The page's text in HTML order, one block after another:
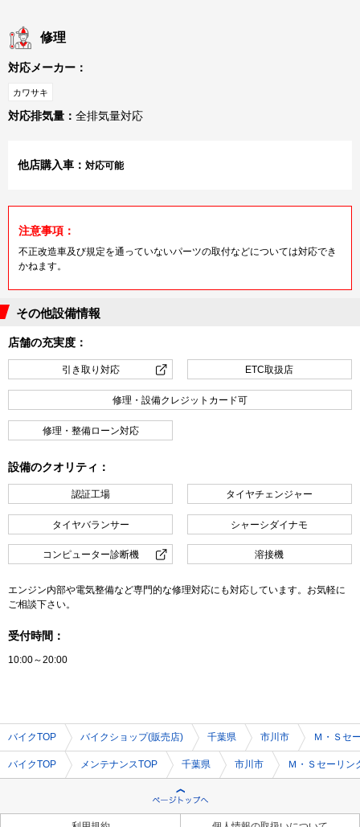
修理
対応メーカー：
カワサキ
対応排気量： 全排気量対応
他店購入車： 対応可能
注意事項：
不正改造車及び規定を通っていないパーツの取付などについては対応でき
かねます。
その他設備情報
店舗の充実度：
引き取り対応 ETC取扱店
修理・設備クレジットカード可
修理・整備ローン対応
設備のクオリティ：
認証工場 タイヤチェンジャー
タイヤバランサー シャーシダイナモ
コンピューター診断機 溶接機
エンジン内部や電気整備など専門的な修理対応にも対応しています。お気軽に
ご相談下さい。
受付時間：
10:00～20:00
バイクTOP バイクショップ(販売店) 千葉県 市川市 Ｍ・Ｓセ
バイクTOP メンテナンスTOP 千葉県 市川市 Ｍ・Ｓセーリン